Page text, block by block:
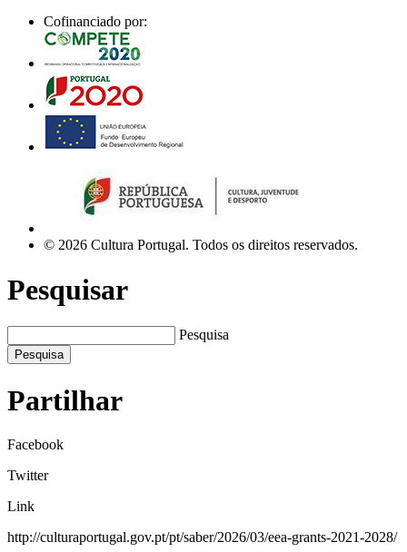
Cofinanciado por:
© 2026 Cultura Portugal. Todos os direitos reservados.
Pesquisar
Pesquisa
Pesquisa
Partilhar
Facebook
Twitter
Link
http://culturaportugal.gov.pt/pt/saber/2026/03/eea-grants-2021-2028/